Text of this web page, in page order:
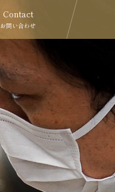
Contact
お問い合わせ